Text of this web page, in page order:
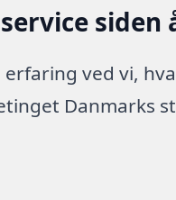
siden
erfaring ved vi,
Danmarks